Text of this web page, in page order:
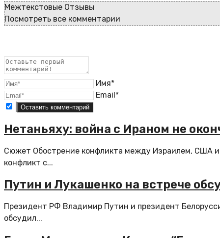
Межтекстовые Отзывы
Посмотреть все комментарии
Имя*
Email*
Нетаньяху: война с Ираном не
Сюжет Обострение конфликта между Израилем, США
конфликт с...
Путин и Лукашенко на встрече
Президент РФ Владимир Путин и президент
обсудил...